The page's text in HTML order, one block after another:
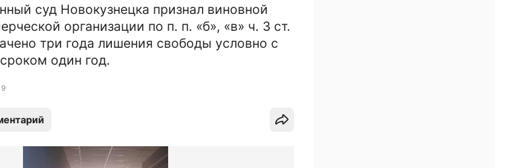
суд Новокузнецка признал виновной
организации по п. п. «б», «в» ч. 3 ст.
три года лишения свободы условно с
один год.